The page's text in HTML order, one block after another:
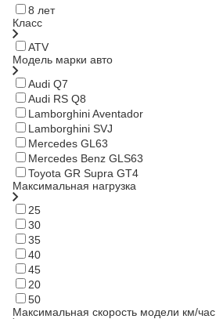
8 лет
Класс
ATV
Модель марки авто
Audi Q7
Audi RS Q8
Lamborghini Aventador
Lamborghini SVJ
Mercedes GL63
Mercedes Benz GLS63
Toyota GR Supra GT4
Максимальная нагрузка
25
30
35
40
45
20
50
Максимальная скорость модели км/час